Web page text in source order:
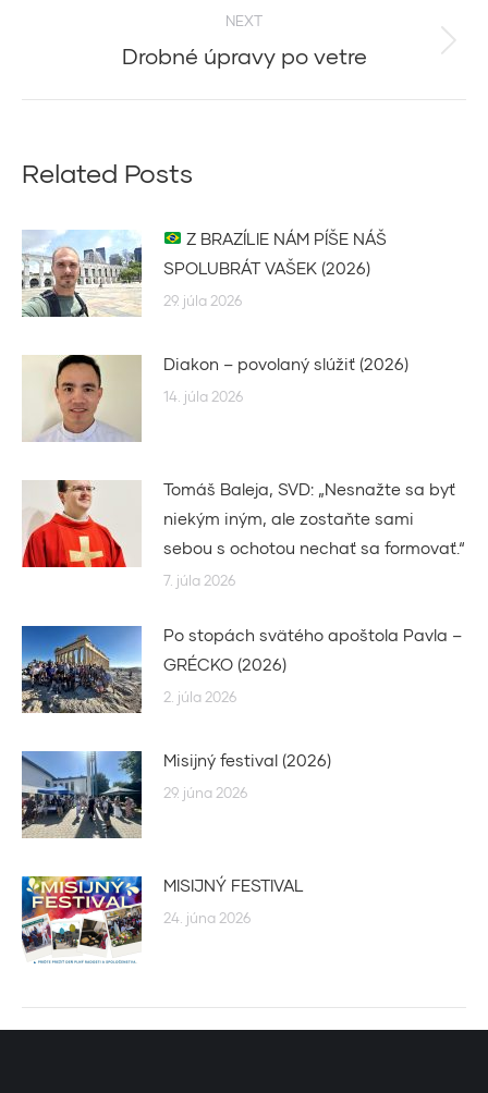
NEXT
Next
Drobné úpravy po vetre
Related Posts
Z BRAZÍLIE NÁM PÍŠE NÁŠ
SPOLUBRÁT VAŠEK (2026)
29. júla 2026
Diakon – povolaný slúžiť (2026)
14. júla 2026
Tomáš Baleja, SVD: „Nesnažte sa byť
niekým iným, ale zostaňte sami
sebou s ochotou nechať sa formovať.“
7. júla 2026
Po stopách svätého apoštola Pavla –
GRÉCKO (2026)
2. júla 2026
Misijný festival (2026)
29. júna 2026
MISIJNÝ FESTIVAL
24. júna 2026